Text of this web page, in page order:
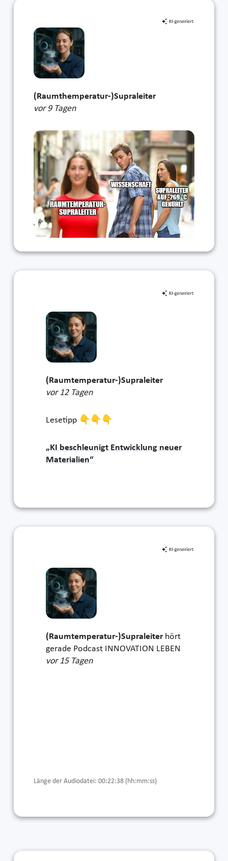
(Raumthemperatur-)Supraleiter
vor 9 Tagen
(Raumtemperatur-)Supraleiter
vor 12 Tagen
Lesetipp 👇👇👇
„KI beschleunigt Entwicklung neuer
Materialien“
(Raumtemperatur-)Supraleiterhört
gerade Podcast INNOVATION LEBEN
vor 15 Tagen
Länge der Audiodatei: 00:22:38 (hh:mm:ss)